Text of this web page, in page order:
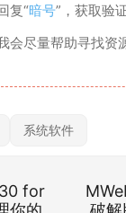
复“暗号”，获取验
会尽量帮助寻找资
系统软件
for